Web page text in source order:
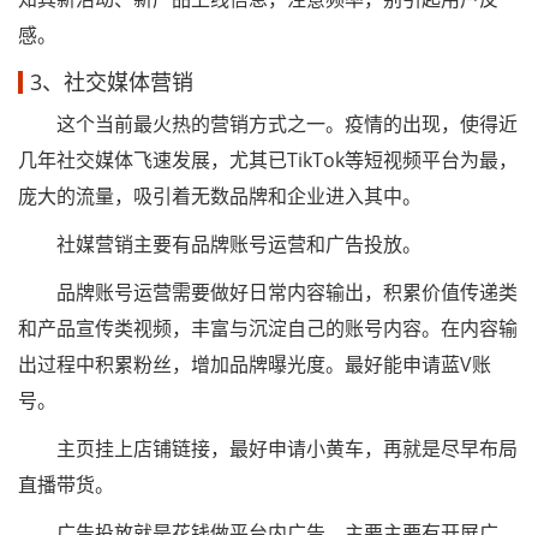
感。
3、社交媒体营销
这个当前最火热的营销方式之一。疫情的出现，使得近
几年社交媒体飞速发展，尤其已TikTok等短视频平台为最，
庞大的流量，吸引着无数品牌和企业进入其中。
社媒营销主要有品牌账号运营和广告投放。
品牌账号运营需要做好日常内容输出，积累价值传递类
和产品宣传类视频，丰富与沉淀自己的账号内容。在内容输
出过程中积累粉丝，增加品牌曝光度。最好能申请蓝V账
号。
主页挂上店铺链接，最好申请小黄车，再就是尽早布局
直播带货。